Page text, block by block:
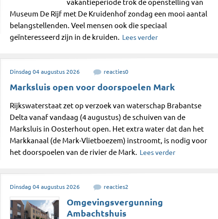
vakantieperiode trok de openstelling van
Museum De Rijf met De Kruidenhof zondag een mooi aantal
belangstellenden. Veel mensen ook die speciaal
geïnteresseerd zijn in de kruiden. Lees verder
Dinsdag 04 augustus 2026 reacties0
Marksluis open voor doorspoelen Mark
Rijkswaterstaat zet op verzoek van waterschap Brabantse
Delta vanaf vandaag (4 augustus) de schuiven van de
Marksluis in Oosterhout open. Het extra water dat dan het
Markkanaal (de Mark-Vlietboezem) instroomt, is nodig voor
het doorspoelen van de rivier de Mark. Lees verder
Dinsdag 04 augustus 2026 reacties2
Omgevingsvergunning
Ambachtshuis